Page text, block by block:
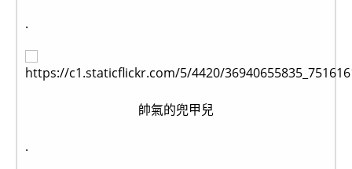
.
帥氣的兜甲兒
.